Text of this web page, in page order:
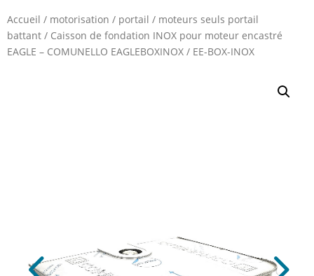
Accueil / motorisation / portail / moteurs seuls portail
battant / Caisson de fondation INOX pour moteur encastré
EAGLE – COMUNELLO EAGLEBOXINOX / EE-BOX-INOX